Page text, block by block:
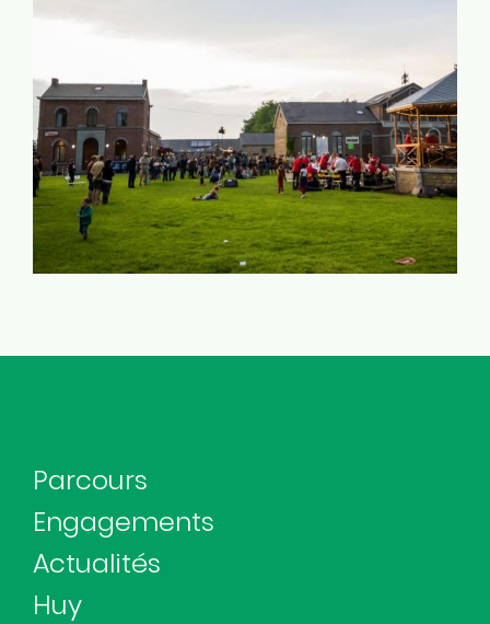
0494/90.59.19
Email
rodrigue.demeuse@ecolo.be
Parcours
Engagements
Actualités
Huy